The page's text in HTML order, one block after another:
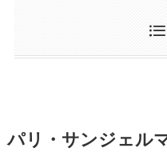
パリ・サンジェル